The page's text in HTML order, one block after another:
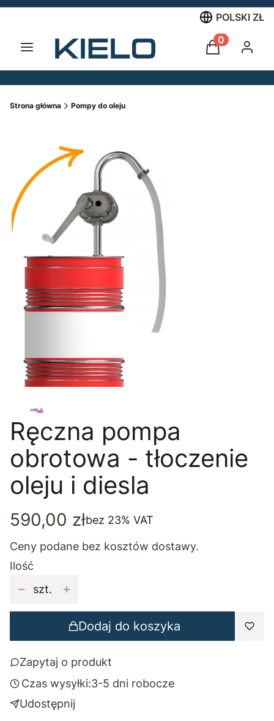
POLSKI ZŁ
Menu Produkty w
Koszyk
Strona główna Pompy do oleju
Ręczna pompa
obrotowa - tłoczenie
oleju i diesla
Cena
590,00 złbez 23% VAT
Ceny podane bez kosztów dostawy.
Ilość
szt.
Dodaj do koszyka
Zapytaj o produkt
Czas wysyłki:3-5 dni robocze
Udostępnij